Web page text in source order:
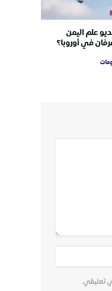
علم اليمن
في أوروبا؟
تعليقي.